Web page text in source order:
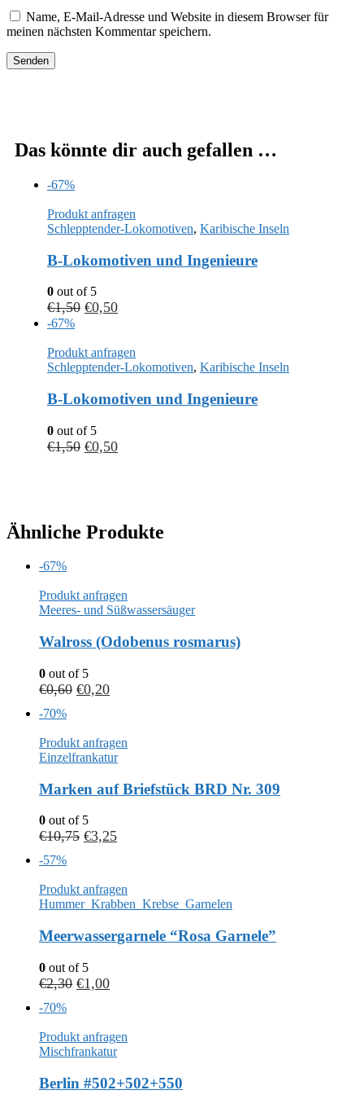
Name, E-Mail-Adresse und Website in diesem Browser für
meinen nächsten Kommentar speichern.
Das könnte dir auch gefallen …
-67%
Produkt anfragen
Schlepptender-Lokomotiven, Karibische Inseln
B-Lokomotiven und Ingenieure
0 out of 5
€1,50 €0,50
-67%
Produkt anfragen
Schlepptender-Lokomotiven, Karibische Inseln
B-Lokomotiven und Ingenieure
0 out of 5
€1,50 €0,50
Ähnliche Produkte
-67%
Produkt anfragen
Meeres- und Süßwassersäuger
Walross (Odobenus rosmarus)
0 out of 5
€0,60 €0,20
-70%
Produkt anfragen
Einzelfrankatur
Marken auf Briefstück BRD Nr. 309
0 out of 5
€10,75 €3,25
-57%
Produkt anfragen
Hummer_Krabben_Krebse_Garnelen
Meerwassergarnele “Rosa Garnele”
0 out of 5
€2,30 €1,00
-70%
Produkt anfragen
Mischfrankatur
Berlin #502+502+550